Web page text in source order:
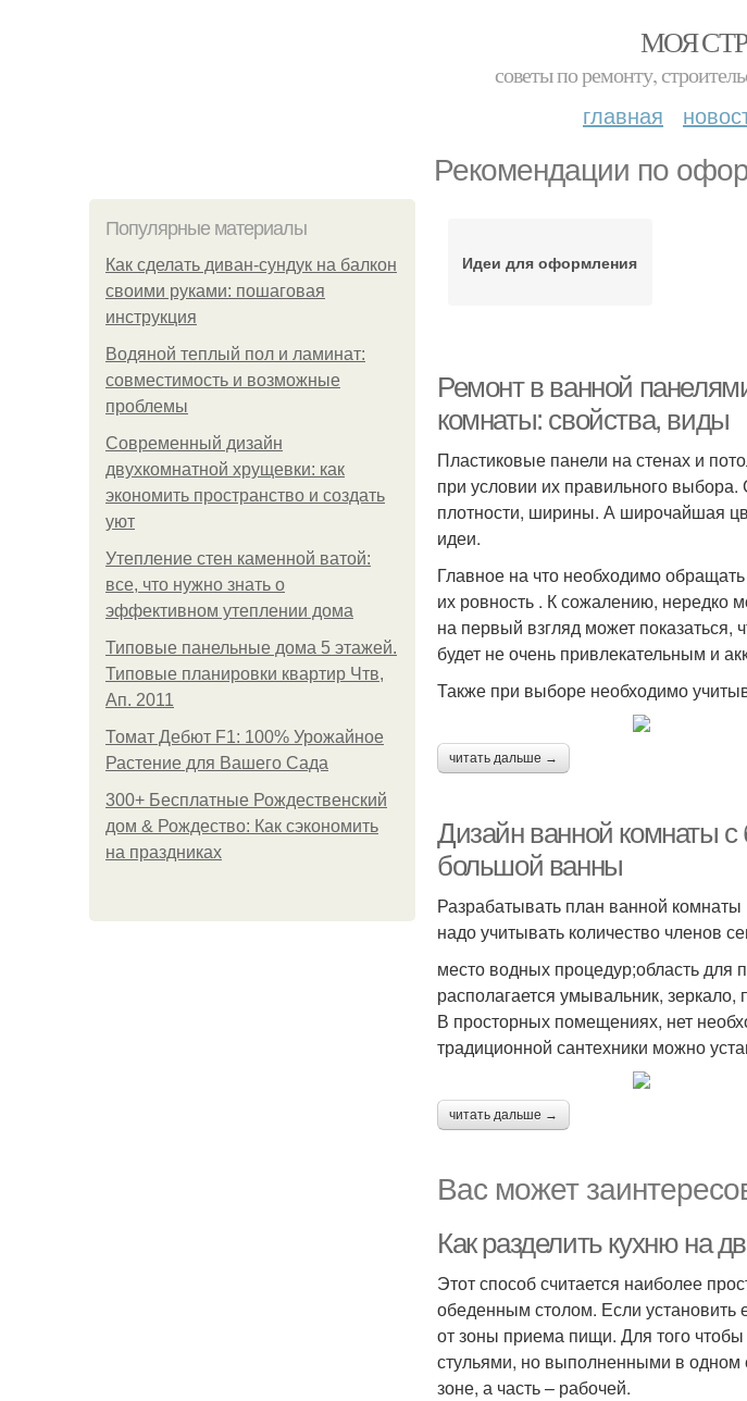
МОЯ
советы по ремонту,
главная
Рекомендации по
Популярные материалы
Как сделать диван-сундук на балкон
своими руками: пошаговая
инструкция
Водяной теплый пол и ламинат:
совместимость и возможные
проблемы
Современный дизайн
двухкомнатной хрущевки: как
экономить пространство и создать
уют
Утепление стен каменной ватой:
все, что нужно знать о
эффективном утеплении дома
Типовые панельные дома 5 этажей.
Типовые планировки квартир Чтв,
Ап. 2011
Томат Дебют F1: 100% Урожайное
Растение для Вашего Сада
300+ Бесплатные Рождественский
дом & Рождество: Как сэкономить
на праздниках
Идеи для оформления
Ремонт в ванной
комнаты: свойства, виды
Пластиковые панели на стенах и
при условии их правильного
плотности, ширины. А широчайшая
идеи.
Главное на что необходимо
их ровность . К сожалению, нередко
на первый взгляд может показаться,
будет не очень привлекательным и
Также при выборе необходимо
читать дальше →
Дизайн ванной комнаты
большой ванны
Разрабатывать план ванной
надо учитывать количество членов
место водных процедур;область для
располагается умывальник, зеркало,
В просторных помещениях, нет
традиционной сантехники можно
читать дальше →
Вас может
Как разделить кухню на
Этот способ считается наиболее
обеденным столом. Если установить
от зоны приема пищи. Для того
стульями, но выполненными в одном
зоне, а часть – рабочей.